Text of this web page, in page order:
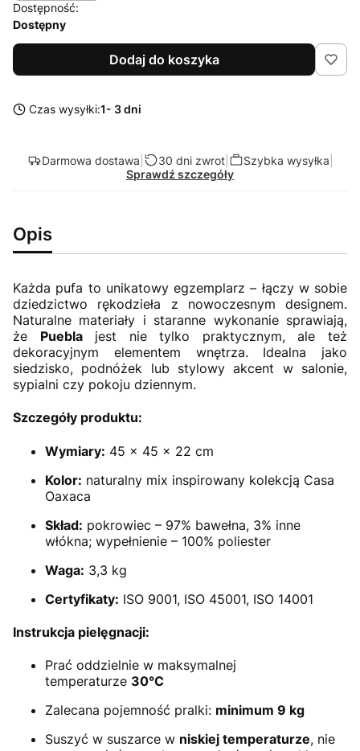
Dostępność:
Dostępny
Dodaj do koszyka
Czas wysyłki:1- 3 dni
Darmowa dostawa 30 dni zwrot| Szybka wysyłka
Sprawdź szczegóły
Opis
Każda pufa to unikatowy egzemplarz – łączy w sobie
dziedzictwo rękodzieła z nowoczesnym designem.
Naturalne materiały i staranne wykonanie sprawiają,
że Pueblajest nie tylko praktycznym, ale też
dekoracyjnym elementem wnętrza. Idealna jako
siedzisko, podnóżek lub stylowy akcent w salonie,
sypialni czy pokoju dziennym.
Szczegóły produktu:
Wymiary: 45 × 45 × 22 cm
Kolor: naturalny mix inspirowany kolekcją Casa
Oaxaca
Skład: pokrowiec – 97% bawełna, 3% inne
włókna; wypełnienie – 100% poliester
Waga: 3,3 kg
Certyfikaty: ISO 9001, ISO 45001, ISO 14001
Instrukcja pielęgnacji:
Prać oddzielnie w maksymalnej
temperaturze 30°C
Zalecana pojemność pralki: minimum 9 kg
Suszyć w suszarce w niskiej temperaturze, nie